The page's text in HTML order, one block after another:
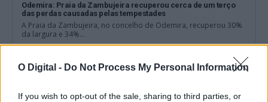
O Digital - Do Not Process My Personal Information
If you wish to opt-out of the sale, sharing to third parties, or
Odemira: Praia da Zambujeira recuperou cerca de um terço
das perdas causadas pelas tempestades
A Praia da Zambujeira, no concelho de Odemira, recuperou 30%
da largura e 34%...
7 Agosto, 2026 - 14:00